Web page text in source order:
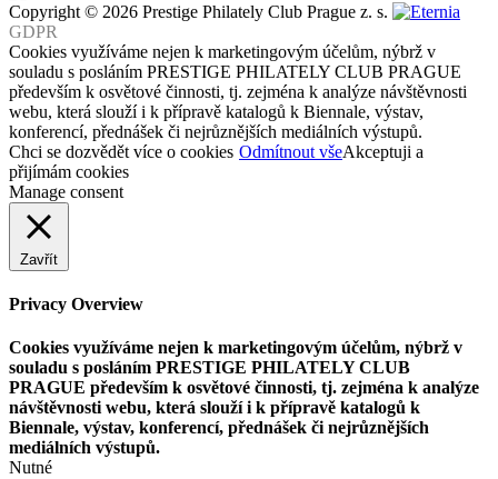
Copyright © 2026 Prestige Philately Club Prague z. s.
GDPR
Cookies využíváme nejen k marketingovým účelům, nýbrž v
souladu s posláním PRESTIGE PHILATELY CLUB PRAGUE
především k osvětové činnosti, tj. zejména k analýze návštěvnosti
webu, která slouží i k přípravě katalogů k Biennale, výstav,
konferencí, přednášek či nejrůznějších mediálních výstupů.
Chci se dozvědět více o cookies Odmítnout všeAkceptuji a
přijímám cookies
Manage consent
Zavřít
Privacy Overview
Cookies využíváme nejen k marketingovým účelům, nýbrž v
souladu s posláním PRESTIGE PHILATELY CLUB
PRAGUE především k osvětové činnosti, tj. zejména k analýze
návštěvnosti webu, která slouží i k přípravě katalogů k
Biennale, výstav, konferencí, přednášek či nejrůznějších
mediálních výstupů.
Nutné